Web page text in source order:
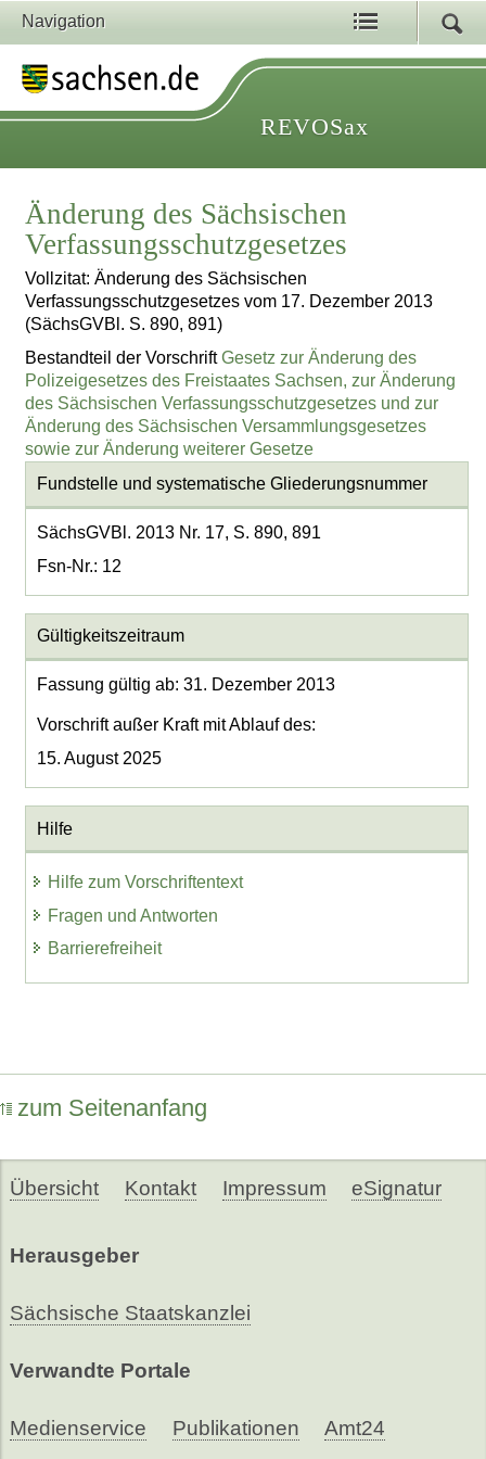
Navigation
REVOSax
Änderung des Sächsischen
Verfassungsschutzgesetzes
Vollzitat: Änderung des Sächsischen
Verfassungsschutzgesetzes vom 17. Dezember 2013
(SächsGVBl. S. 890, 891)
Bestandteil der VorschriftGesetz zur Änderung des
Polizeigesetzes des Freistaates Sachsen, zur Änderung
des Sächsischen Verfassungsschutzgesetzes und zur
Änderung des Sächsischen Versammlungsgesetzes
sowie zur Änderung weiterer Gesetze
Fundstelle und systematische Gliederungsnummer
SächsGVBl. 2013 Nr. 17, S. 890, 891
Fsn-Nr.: 12
Gültigkeitszeitraum
Fassung gültig ab: 31. Dezember 2013
Vorschrift außer Kraft mit Ablauf des:
15. August 2025
Hilfe
Hilfe zum Vorschriftentext
Fragen und Antworten
Barrierefreiheit
zum Seitenanfang
Übersicht Kontakt Impressum eSignatur
Herausgeber
Sächsische Staatskanzlei
Verwandte Portale
Medienservice Publikationen Amt24